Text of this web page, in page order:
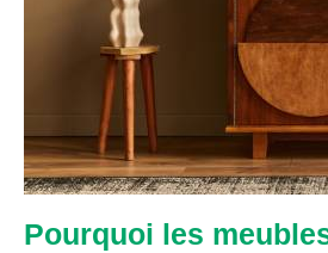
Pourquoi les